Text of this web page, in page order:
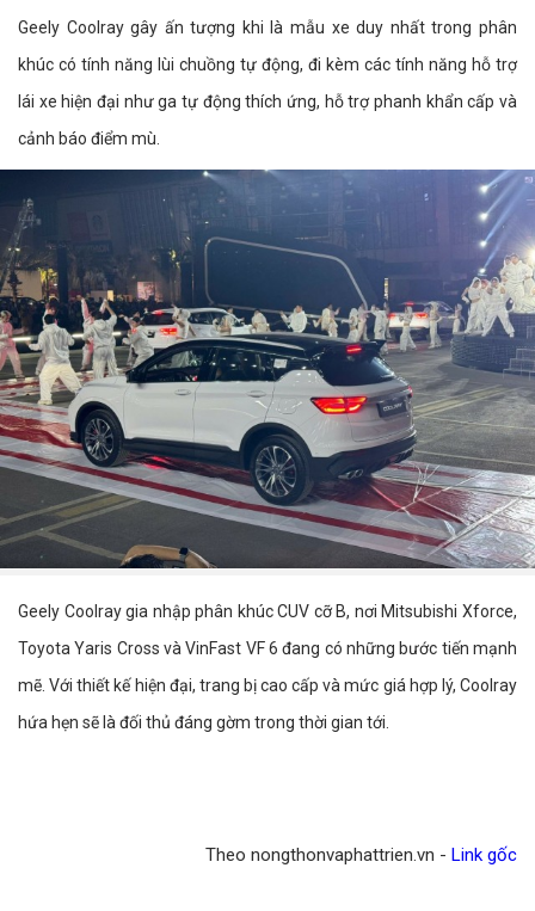
Geely Coolray gây ấn tượng khi là mẫu xe duy nhất trong phân
khúc có tính năng lùi chuồng tự động, đi kèm các tính năng hỗ trợ
lái xe hiện đại như ga tự động thích ứng, hỗ trợ phanh khẩn cấp và
cảnh báo điểm mù.
Geely Coolray gia nhập phân khúc CUV cỡ B, nơi Mitsubishi Xforce,
Toyota Yaris Cross và VinFast VF 6 đang có những bước tiến mạnh
mẽ. Với thiết kế hiện đại, trang bị cao cấp và mức giá hợp lý, Coolray
hứa hẹn sẽ là đối thủ đáng gờm trong thời gian tới.
Theo nongthonvaphattrien.vn - Link gốc